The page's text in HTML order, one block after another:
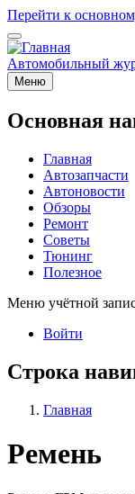
Перейти к
Автомобильный
Меню
Основная
Главная
Автозапчасти
Автоновости
Обзоры
Ремонт
Советы
Тюнинг
Полезное
Меню учётной
Войти
Строка
Главная
Ремень